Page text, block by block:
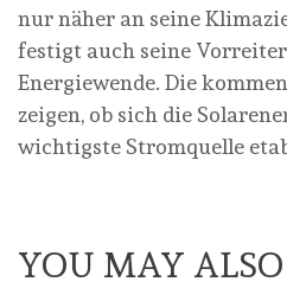
nur näher an seine
festigt auch seine
Energiewende. Die
zeigen, ob sich die
wichtigste Stromquelle
YOU MAY